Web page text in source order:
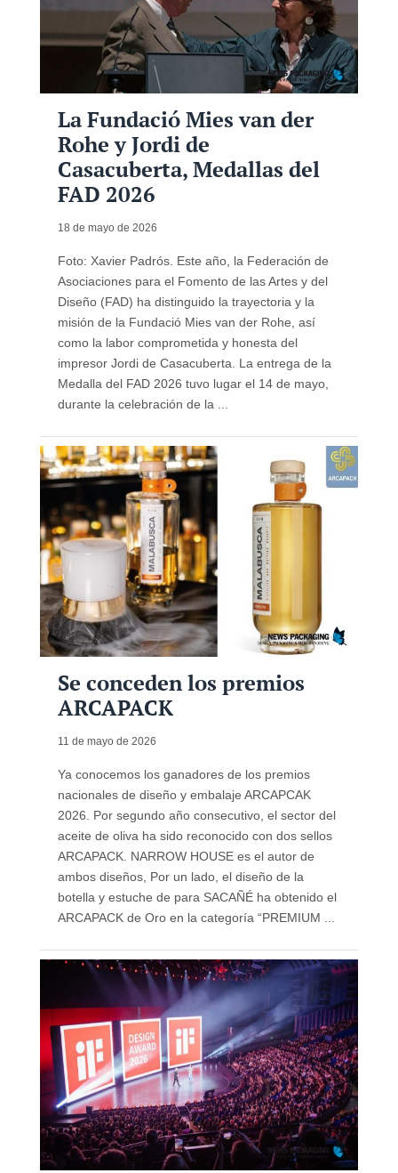
La Fundació Mies van der
Rohe y Jordi de
Casacuberta, Medallas del
FAD 2026
18 de mayo de 2026
Foto: Xavier Padrós. Este año, la Federación de
Asociaciones para el Fomento de las Artes y del
Diseño (FAD) ha distinguido la trayectoria y la
misión de la Fundació Mies van der Rohe, así
como la labor comprometida y honesta del
impresor Jordi de Casacuberta. La entrega de la
Medalla del FAD 2026 tuvo lugar el 14 de mayo,
durante la celebración de la ...
Se conceden los premios
ARCAPACK
11 de mayo de 2026
Ya conocemos los ganadores de los premios
nacionales de diseño y embalaje ARCAPCAK
2026. Por segundo año consecutivo, el sector del
aceite de oliva ha sido reconocido con dos sellos
ARCAPACK. NARROW HOUSE es el autor de
ambos diseños, Por un lado, el diseño de la
botella y estuche de para SACAÑÉ ha obtenido el
ARCAPACK de Oro en la categoría “PREMIUM ...